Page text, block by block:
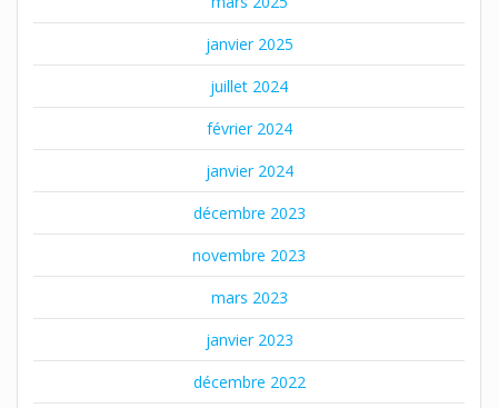
janvier 2025
juillet 2024
février 2024
janvier 2024
décembre 2023
novembre 2023
mars 2023
janvier 2023
décembre 2022